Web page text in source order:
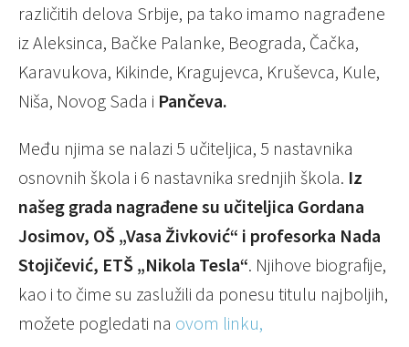
različitih delova Srbije, pa tako imamo nagrađene
iz Aleksinca, Bačke Palanke, Beograda, Čačka,
Karavukova, Kikinde, Kragujevca, Kruševca, Kule,
Niša, Novog Sada i Pančeva.
Među njima se nalazi 5 učiteljica, 5 nastavnika
osnovnih škola i 6 nastavnika srednjih škola. Iz
našeg grada nagrađene su učiteljica Gordana
Josimov, OŠ „Vasa Živković“ i profesorka Nada
Stojičević, ETŠ „Nikola Tesla“. Njihove biografije,
kao i to čime su zaslužili da ponesu titulu najboljih,
možete pogledati na ovom linku,